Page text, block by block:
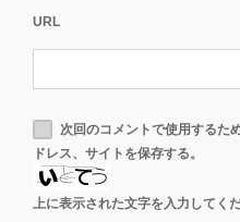
URL
次回のコメントで使用するた
ドレス、サイトを保存する。
上に表示された文字を入力してくだ